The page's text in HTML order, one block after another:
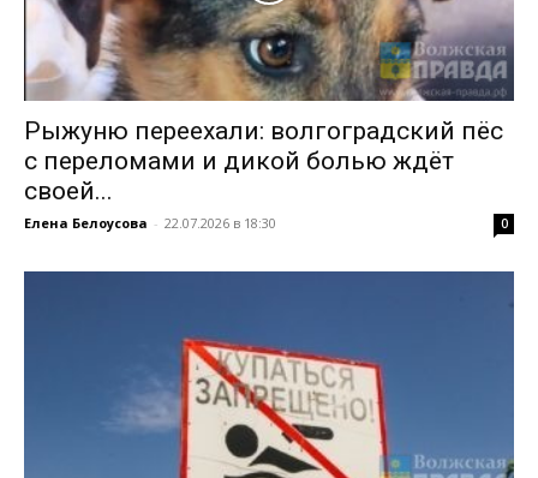
Рыжуню переехали: волгоградский пёс
с переломами и дикой болью ждёт
своей...
Елена Белоусова - 22.07.2026 в 18:30 0